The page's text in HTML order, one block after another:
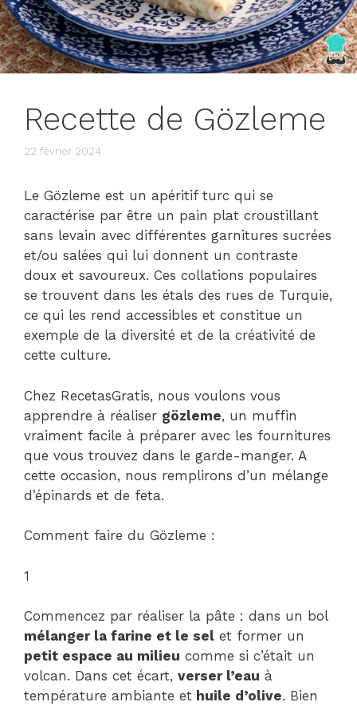
Recette de Gözleme
22 février 2024
Le Gözleme est un apéritif turc qui se
caractérise par être un pain plat croustillant
sans levain avec différentes garnitures sucrées
et/ou salées qui lui donnent un contraste
doux et savoureux. Ces collations populaires
se trouvent dans les étals des rues de Turquie,
ce qui les rend accessibles et constitue un
exemple de la diversité et de la créativité de
cette culture.
Chez RecetasGratis, nous voulons vous
apprendre à réaliser gözleme, un muffin
vraiment facile à préparer avec les fournitures
que vous trouvez dans le garde-manger. A
cette occasion, nous remplirons d’un mélange
d’épinards et de feta.
Comment faire du Gözleme :
1
Commencez par réaliser la pâte : dans un bol
mélanger la farine et le sel et former un
petit espace au milieu comme si c’était un
volcan. Dans cet écart, verser l’eau à
température ambiante et huile d’olive. Bien